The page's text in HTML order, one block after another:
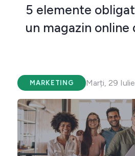
5 elemente
un magazin online
MARKETING Marți, 29